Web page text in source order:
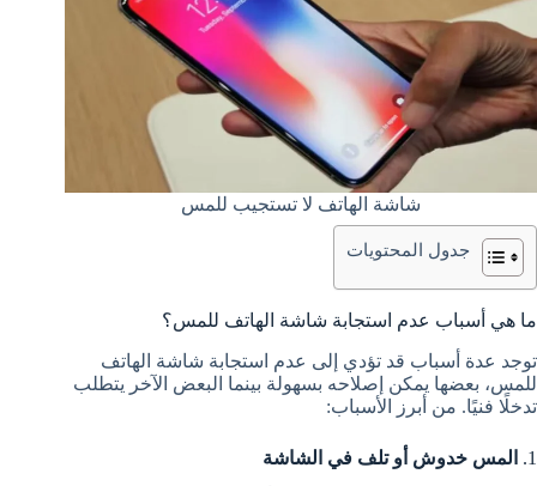
شاشة الهاتف لا تستجيب للمس
جدول المحتويات
ما هي أسباب عدم استجابة شاشة الهاتف للمس؟
توجد عدة أسباب قد تؤدي إلى عدم استجابة شاشة الهاتف
للمس، بعضها يمكن إصلاحه بسهولة بينما البعض الآخر يتطلب
تدخلًا فنيًا. من أبرز الأسباب:
1.
المس خدوش أو تلف في الشاشة